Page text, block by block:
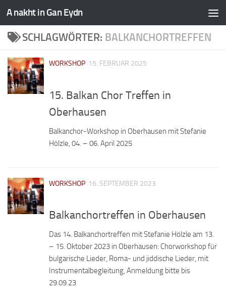
A nakht in Gan Eydn
SCHLAGWÖRTER: BALKANCHORTREFFEN
WORKSHOP 15. FEBRUAR 2025
15. Balkan Chor Treffen in
Oberhausen
Balkanchor-Workshop in Oberhausen mit Stefanie
Hölzle, 04. – 06. April 2025
WORKSHOP 16. SEPTEMBER 2023
Balkanchortreffen in Oberhausen
Das 14. Balkanchortreffen mit Stefanie Hölzle am 13.
– 15. Oktober 2023 in Oberhausen: Chorworkshop für
bulgarische Lieder, Roma- und jiddische Lieder, mit
Instrumentalbegleitung, Anmeldung bitte bis
29.09.23